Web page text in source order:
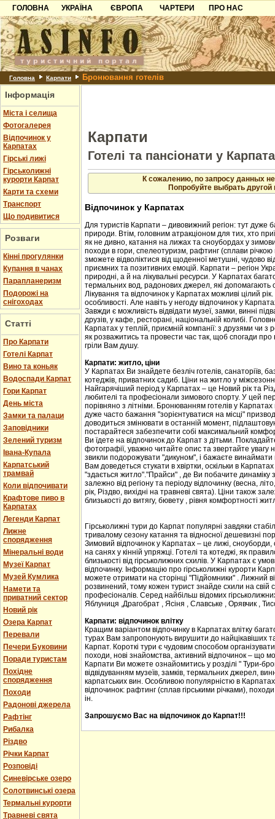
ГОЛОВНА
УКРАЇНА
Карпати
Азов
Причорноморря
Шацьк
ЄВРОПА
Чорногорія
Хорватія
Болгарія
Албанія
ЧАРТЕРИ
ПРО НАС
Контакти
Партнерам
Додати готель
Головна Карпати Бронювання готелів
Інформація
Міста і селища
Фотогалерея
Відпочинок у
Карпатах
Гірські лижі
Гірськолижні
курорти Карпат
Карти та схеми
Транспорт
Що подивитися
Розваги
Кінні прогулянки
Купання в чанах
Парапланеризм
Подорожі на
снігоходах
Статті
Про Карпати
Готелі Карпат
Вино та коньяк
Водоспади Карпат
Гори Карпат
День міста
Замки та палаци
Заповідники
Зелений туризм
Івана-Купала
Карпатський
трамвай
Коли відпочивати
Крафтове пиво в
Карпатах
Легенди Карпат
Лижне
спорядження
Мінеральні води
Музеї Карпат
Музей Кумлика
Намети та
приватний сектор
Новий рік
Озера Карпат
Перевали
Печери Буковини
Поради туристам
Похідне
спорядження
Походи
Радонові джерела
Рафтінг
Рибалка
Різдво
Річки Карпат
Розповіді
Синевірське озеро
Солотвинські озера
Термальні курорти
Травневі свята
Карпати
Готелі та пансіонати у
К сожалению, по запросу данных
Попробуйте выбрать другой
Відпочинок у Карпатах
Для туристів Карпати – дивовижний регіон: тут дуже
природи. Втім, головним атракціоном для тих, хто
як не дивно, катання на лижах та сноубордах у
походи в гори, спелеотуризм, рафтинг (сплави
зможете відволіктися від щоденної метушні, чудово
приємних та позитивних емоцій. Карпати – регіон
природні, а й на лікувальні ресурси. У Карпатах
термальних вод, радонових джерел, які допомагають
Лікування та відпочинок у Карпатах можливі цілий
особливості. Але навіть у негоду відпочинок у
Завжди є можливість відвідати музеї, замки, винні
друзів, у кафе, ресторані, національній колибі.
Карпатах у теплій, приємній компанії: з друзями чи
як розважитись та провести час так, щоб спогади
гріли Вам душу.
Карпати: житло, ціни
У Карпатах Ви знайдете безліч готелів, санаторіїв,
котеджів, приватних садиб. Ціни на житло у
Найгарячіший період у Карпатах – це Новий рік та
любителі та професіонали зимового спорту. У цей
порівняно з літніми. Бронюванням готелів у
дуже часто бажання "зорієнтуватися на місці"
доводиться змінювати в останній момент,
постарайтеся забезпечити собі максимальний
Ви їдете на відпочинок до Карпат з дітьми.
фотографії, уважно читайте опис та звертайте увагу
звикли подорожувати "дикуном", і бажаєте винаймати
Вам доведеться стукати в хвіртки, оскільки в
"здається житло"."Прайси" , де Ви побачите динаміку
залежно від регіону та періоду відпочинку (весна,
рік, Різдво, вихідні на травневі свята). Ціни також
близькості до витягу, бювету , рівня комфортності
Гірськолижні тури до Карпат популярні завдяки
тривалому сезону катання та відносної дешевизні
Зимовий відпочинок у Карпатах – це лижі, сноуборди,
на санях у кінній упряжці. Готелі та котеджі, як
близькості від гірськолижних схилів. У Карпатах є
відпочинку. Інформацію про гірськолижні курорти
можете отримати на сторінці "Підйомники" . Лижний
розвинений, тому кожен турист знайде схили на свій
професіоналів. Серед найбільш відомих
Яблуниця ,Драгобрат , Ясіня , Славське , Орявчик ,
Карпати: відпочинок влітку
Кращим варіантом відпочинку в Карпатах влітку
турах Вам запропонують вирушити до найцікавіших та
Карпат. Короткі тури є чудовим способом організувати
походи, нові знайомства, активний відпочинок – що
Карпати Ви можете ознайомитись у розділі " Тури-
відвідуванням музеїв, замків, термальних джерел,
карпатських вин. Особливою популярністю в
відпочинок: рафтинг (сплав гірськими річками),
ін.
Запрошуємо Вас на відпочинок до Карпат!!!